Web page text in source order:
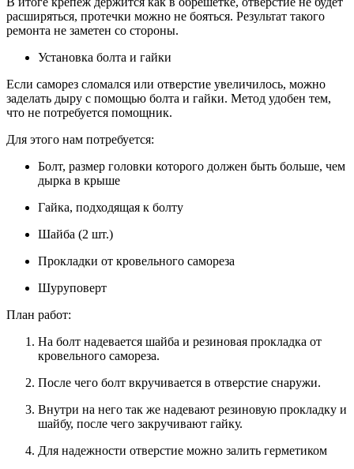
расширяться, протечки можно не бояться. Результат такого
ремонта не заметен со стороны.
Установка болта и гайки
Если саморез сломался или отверстие увеличилось, можно
заделать дыру с помощью болта и гайки. Метод удобен тем,
что не потребуется помощник.
Для этого нам потребуется:
Болт, размер головки которого должен быть больше, чем
дырка в крыше
Гайка, подходящая к болту
Шайба (2 шт.)
Прокладки от кровельного самореза
Шуруповерт
План работ:
На болт надевается шайба и резиновая прокладка от
кровельного самореза.
После чего болт вкручивается в отверстие снаружи.
Внутри на него так же надевают резиновую прокладку и
шайбу, после чего закручивают гайку.
Для надежности отверстие можно залить герметиком